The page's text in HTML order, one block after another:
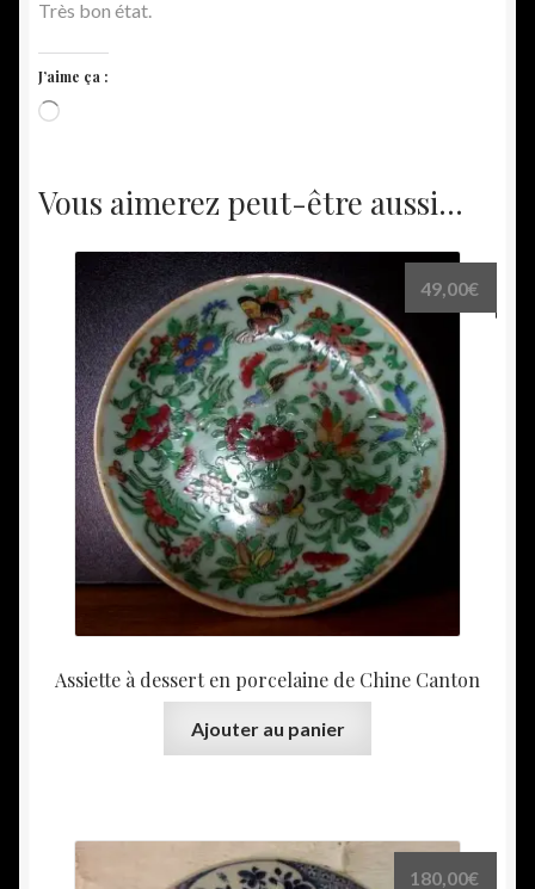
Très bon état.
J’aime ça :
Chargement…
Vous aimerez peut-être aussi…
Assiette à dessert en porcelaine de Chine Canton
49,00€
Ajouter au panier
180,00€